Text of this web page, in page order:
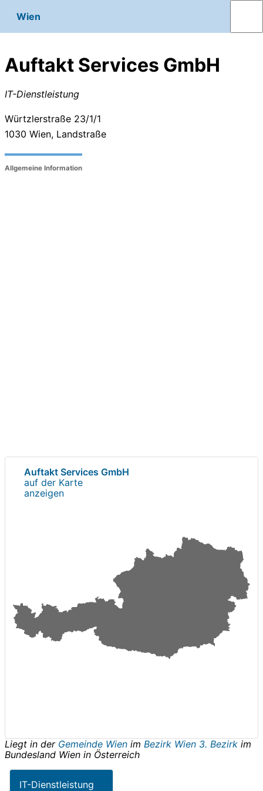
Wien
Auftakt Services GmbH
IT-Dienstleistung
Würtzlerstraße 23/1/1
1030 Wien, Landstraße
Allgemeine Information
Auftakt Services GmbH
auf der Karte
anzeigen
Liegt in der Gemeinde Wien im Bezirk Wien 3. Bezirk im
Bundesland Wien in Österreich
IT-Dienstleistung